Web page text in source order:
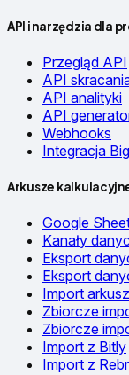
API i narzędzia dla
Przegląd API
API
API analityki
API
Webhooks
Integracja
Arkusze
Google
Kanały
Eksport
Eksport
Import
Zbiorcze
Zbiorcze
Import z Bitly
Import z